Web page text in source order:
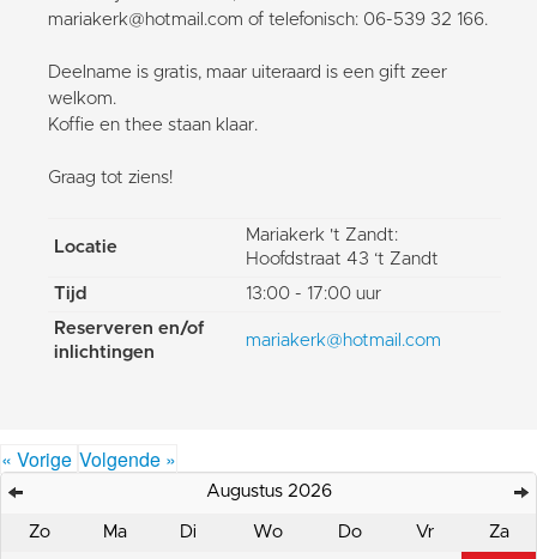
mariakerk@hotmail.com of telefonisch: 06-539 32 166.
Deelname is gratis, maar uiteraard is een gift zeer
welkom.
Koffie en thee staan klaar.
Graag tot ziens!
Locatie
Mariakerk 't Zandt:
Hoofdstraat 43 ‘t Zandt
Tijd
13:00 - 17:00 uur
Reserveren en/of
inlichtingen
mariakerk@hotmail.com
« Vorige Volgende »
Augustus 2026
Zo Ma Di Wo Do Vr Za